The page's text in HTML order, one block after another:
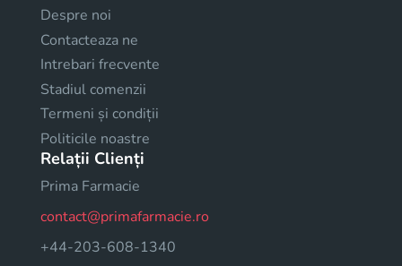
Despre noi
Contacteaza ne
Intrebari frecvente
Stadiul comenzii
Termeni și condiții
Politicile noastre
Relații Clienți
Prima Farmacie
contact@primafarmacie.ro
+44-203-608-1340